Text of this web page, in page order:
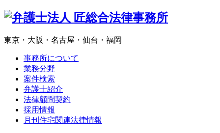
東京・大阪・名古屋・仙台・福岡
事務所について
業務分野
案件検索
弁護士紹介
法律顧問契約
採用情報
月刊住宅関連法律情報